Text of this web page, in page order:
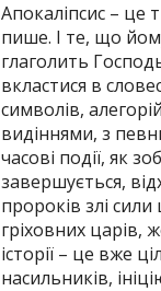
Апокаліпсис – це
пише. І те, що
глаголить
вкластися в
символів,
видіннями, з
часові події, як
завершується,
пророків злі
гріховних царів,
історії – це вже
насильників,